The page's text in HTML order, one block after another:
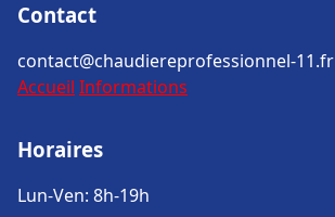
Contact
contact@chaudiereprofessionnel-11.fr
Accueil Informations
Horaires
Lun-Ven: 8h-19h